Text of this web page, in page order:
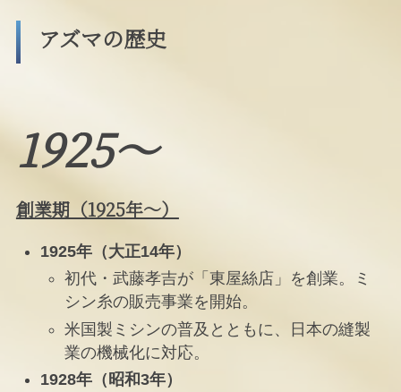
アズマの歴史
1925〜
創業期（1925年〜）
1925年（大正14年）
初代・武藤孝吉が「東屋絲店」を創業。ミ
シン糸の販売事業を開始。
米国製ミシンの普及とともに、日本の縫製
業の機械化に対応。
1928年（昭和3年）